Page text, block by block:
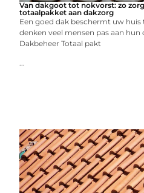
Van dakgoot tot nokvorst: zo
totaalpakket aan dakzorg
Een goed dak beschermt uw huis
denken veel mensen pas aan hun
Dakbeheer Totaal pakt
...